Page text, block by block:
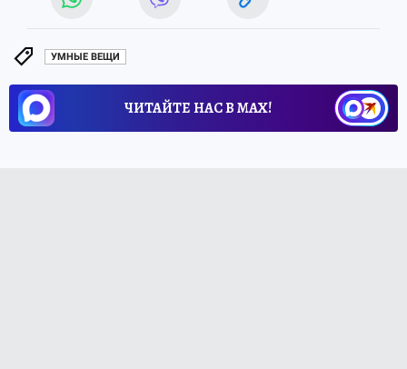
УМНЫЕ ВЕЩИ
ЧИТАЙТЕ НАС В МАХ!